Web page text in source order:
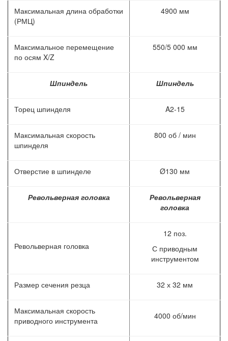
Максимальная длина обработки
(РМЦ)
4900 мм
Максимальное перемещение
по осям X/Z
550/5 000 мм
Шпиндель Шпиндель
Торец шпинделя A2-15
Максимальная скорость
шпинделя
800 об / мин
Отверстие в шпинделе Ø130 мм
Револьверная головка
Револьверная
головка
Револьверная головка
12 поз.
С приводным
инструментом
Размер сечения резца 32 х 32 мм
Максимальная скорость
приводного инструмента
4000 об/мин